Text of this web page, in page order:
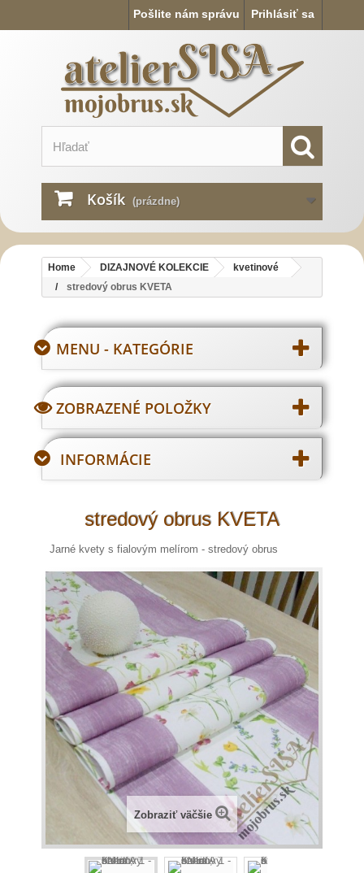
Prihlásiť sa
Pošlite nám správu
Košík (prázdne)
Home DIZAJNOVÉ KOLEKCIE
kvetinové
stredový obrus KVETA
MENU - KATEGÓRIE
ZOBRAZENÉ POLOŽKY
INFORMÁCIE
stredový obrus KVETA
Jarné kvety s fialovým melírom - stredový obrus
Zobraziť väčšie